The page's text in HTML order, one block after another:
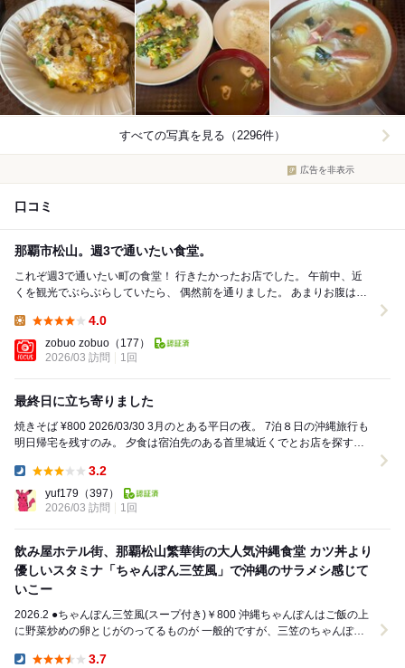
すべての写真を見る（2296件）
広告を非表示
口コミ
那覇市松山。週3で通いたい食堂。
これぞ週3で通いたい町の食堂！ 行きたかったお店でした。 午前中、近
くを観光でぶらぶらしていたら、 偶然前を通りました。 あまりお腹は空
4.0
zobuo zobuo （177）
2026/03 訪問
1回
最終日に立ち寄りました
焼きそば ¥800 2026/03/30 3月のとある平日の夜。 7泊８日の沖縄旅行も
明日帰宅を残すのみ。 夕食は宿泊先のある首里城近くでとお店を探す
3.2
yuf179 （397）
2026/03 訪問
1回
飲み屋ホテル街、那覇松山繁華街の大人気沖縄食堂 カツ丼より
優しいスタミナ「ちゃんぽん三笠風」で沖縄のサラメシ感じて
いこー
2026.2 ●ちゃんぽん三笠風(スープ付き)￥800 沖縄ちゃんぽんはご飯の上
に野菜炒めの卵とじがのってるものが 一般的ですが、三笠のちゃんぽん
3.7